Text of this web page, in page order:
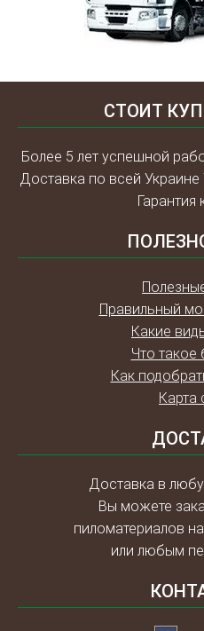
СТОИТ
Более 5 лет успешной
Доставка по всей
Гарантия
Правильный
Какие
Что такое
Как
Карта
Доставка в
Вы можете
пиломатериалов
или любым